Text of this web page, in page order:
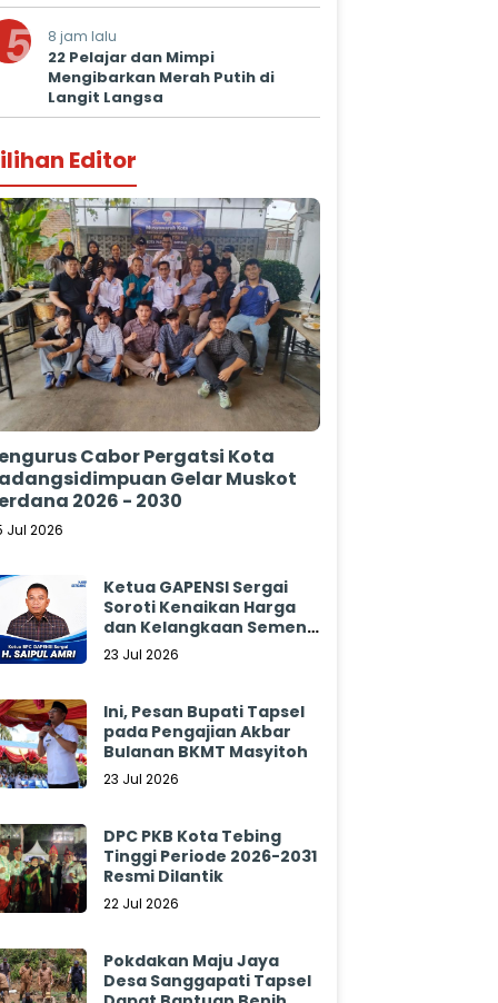
5 8 jam lalu
22 Pelajar dan Mimpi
Mengibarkan Merah Putih di
Langit Langsa
Editor
Cabor Pergatsi Kota
Gelar Muskot
2026 - 2030
Jul 2026
Ketua GAPENSI Sergai
Soroti Kenaikan Harga
dan Kelangkaan Semen,
Minta Pemerintah
23 Jul 2026
Ini, Pesan Bupati Tapsel
pada Pengajian Akbar
Bulanan BKMT Masyitoh
23 Jul 2026
DPC PKB Kota Tebing
Tinggi Periode 2026-2031
Resmi Dilantik
22 Jul 2026
Pokdakan Maju Jaya
Desa Sanggapati Tapsel